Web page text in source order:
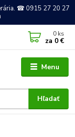
☎ 0915 27 20 27
Menu
Hľadať
0 ks
za 0 €